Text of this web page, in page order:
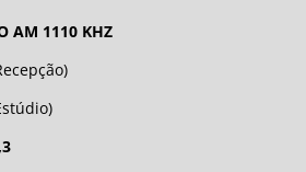
AM 1110 KHZ